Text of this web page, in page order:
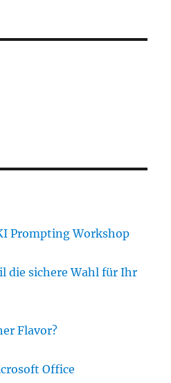
Prompting Workshop
die sichere Wahl für Ihr
Flavor?
Office